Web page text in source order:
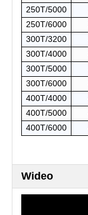
250T/5000
250T/6000
300T/3200
300T/4000
300T/5000
300T/6000
400T/4000
400T/5000
400T/6000
Wideo